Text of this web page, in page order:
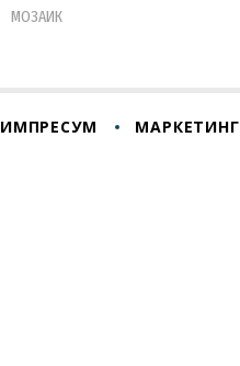
МОЗАИК
ИМПРЕСУМ МАРКЕТИНГ